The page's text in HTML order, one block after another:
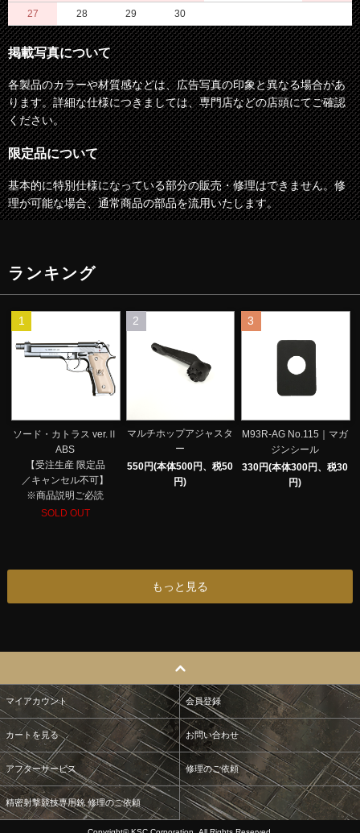
27 28 29 30
掲載写真について
各製品のカラーや材質感などは、広告写真の印象と異なる場合があ
ります。詳細な仕様につきましては、専門店などの店頭にてご確認
ください。
限定品について
基本的に特別仕様になっている部分の販売・修理はできません。修
理が可能な場合、通常商品の部品を流用いたします。
ランキング
1
ソード・カトラス ver.Ⅱ
ABS
【受注生産 限定品
／キャンセル不可】
※商品説明ご必読
SOLD OUT
2
マルチホップアジャスタ
ー
550円(本体500円、税50
円)
3
M93R-AG No.115｜マガ
ジンシール
330円(本体300円、税30
円)
もっと見る
マイアカウント 会員登録
カートを見る お問い合わせ
アフターサービス 修理のご依頼
精密射撃競技専用銃 修理のご依頼